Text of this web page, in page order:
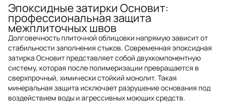
Эпоксидные затирки Основит:
профессиональная защита
межплиточных швов
Долговечность плиточной облицовки напрямую зависит от
стабильности заполнения стыков. Современная эпоксидная
затирка Основит представляет собой двухкомпонентную
систему, которая после полимеризации превращается в
сверхпрочный, химически стойкий монолит. Такая
минеральная защита исключает разрушение основания под
воздействием воды и агрессивных моющих средств.